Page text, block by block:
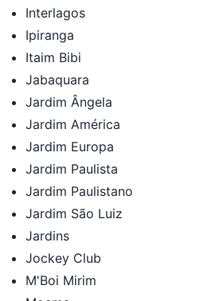
Interlagos
Ipiranga
Itaim Bibi
Jabaquara
Jardim Ângela
Jardim América
Jardim Europa
Jardim Paulista
Jardim Paulistano
Jardim São Luiz
Jardins
Jockey Club
M'Boi Mirim